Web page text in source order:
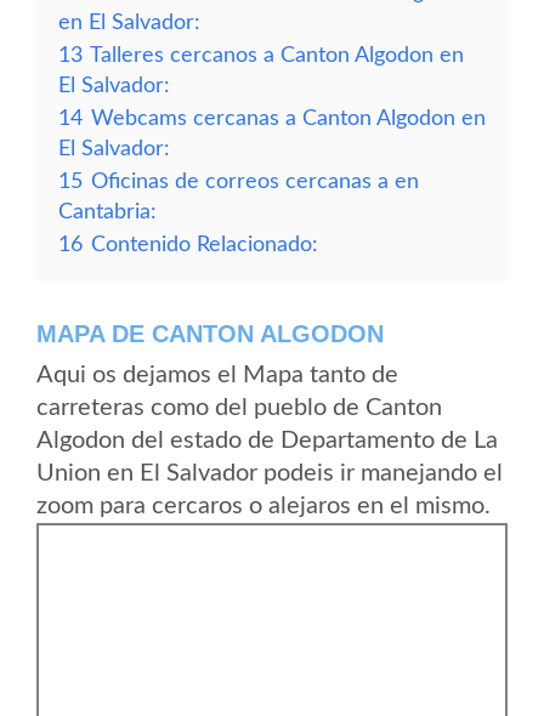
en El Salvador:
13 Talleres cercanos a Canton Algodon en
El Salvador:
14 Webcams cercanas a Canton Algodon en
El Salvador:
15 Oficinas de correos cercanas a en
Cantabria:
16 Contenido Relacionado:
MAPA DE CANTON ALGODON
Aqui os dejamos el Mapa tanto de
carreteras como del pueblo de Canton
Algodon del estado de Departamento de La
Union en El Salvador podeis ir manejando el
zoom para cercaros o alejaros en el mismo.